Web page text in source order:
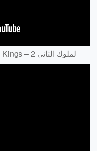
Arabic Audio Bible – Book 12 – 2 Kings – لملوك الثاني 2